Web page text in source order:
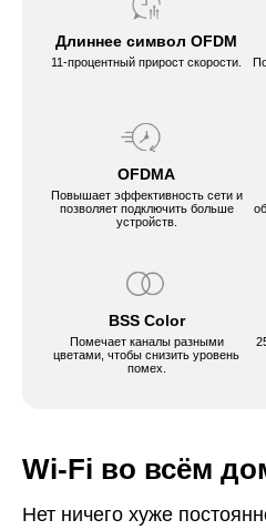
Длиннее символ OFDM
11-процентный прирост скорости.
OFDMA
Повышает эффективность сети и
позволяет подключить больше
устройств.
BSS Color
Помечает каналы разными
цветами, чтобы снизить уровень
помех.
Wi-Fi во всём
Нет ничего хуже